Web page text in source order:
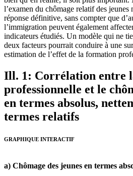
l’examen du chômage relatif des
réponse définitive, sans compter que
l’immigration peuvent également
indicateurs étudiés. Un modèle qui ne
deux facteurs pourrait conduire à une
estimation de l’effet de la formation
Ill. 1: Corrélation entre
professionnelle et le
en termes absolus,
termes relatifs
GRAPHIQUE INTERACTIF
a) Chômage des jeunes en termes